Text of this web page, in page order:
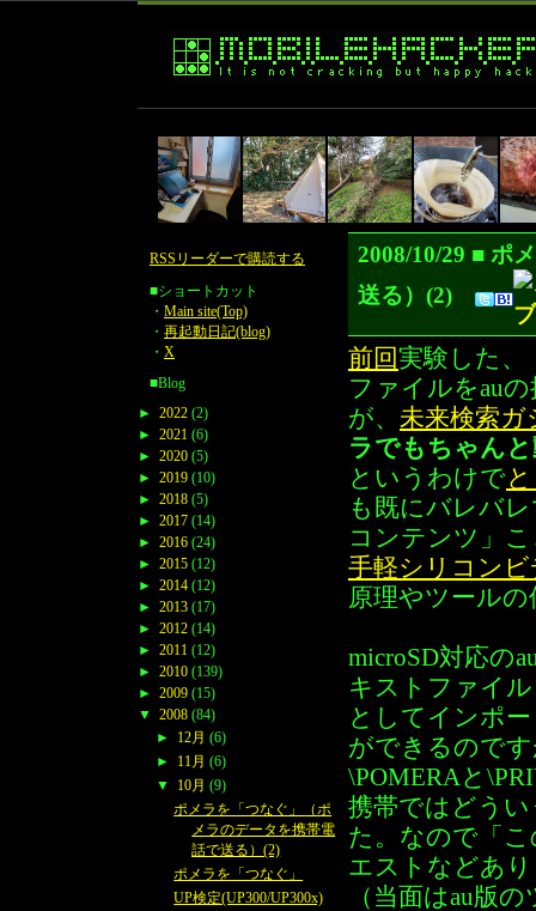
2008/10/29 ■ ポ
送る）(2)
前回 実験した、
ファイルをau
が、 未来検索ガ
ラでもちゃん
というわけで
も既にバレバ
コンテンツ」
手軽シリコンビ
原理やツール
microSD対応の
キストファイ
としてインポ
ができるので
\POMERAと
携帯ではどう
た。なので「
エストなどあ
（当面はau版
RSSリーダーで購読する
■ショートカット
・ Main site(Top)
・ 再起動日記(blog)
・ X
■Blog
► 2022 (2)
► 2021 (6)
► 2020 (5)
► 2019 (10)
► 2018 (5)
► 2017 (14)
► 2016 (24)
► 2015 (12)
► 2014 (12)
► 2013 (17)
► 2012 (14)
► 2011 (12)
► 2010 (139)
► 2009 (15)
▼ 2008 (84)
►
12月 (6)
►
11月 (6)
▼
10月 (9)
ポメラを「つなぐ」（ポ
メラのデータを携帯電
話で送る）(2)
ポメラを「つなぐ」
UP検定(UP300/UP300x)